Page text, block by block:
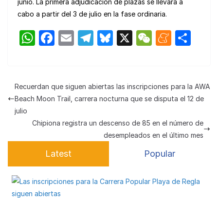
junio. La primera adjudicación de plazas se llevará a
cabo a partir del 3 de julio en la fase ordinaria.
W
s
A
p
p
F
e
b
o
k
E
T
gr
a
m
Bl
s
k
X
W
h
at
M
e
a
m
e
p
ar
tir
Recuerdan que siguen abiertas las inscripciones para la AWA
Beach Moon Trail, carrera nocturna que se disputa el 12 de
julio
Chipiona registra un descenso de 85 en el número de
desempleados en el último mes
Latest Popular